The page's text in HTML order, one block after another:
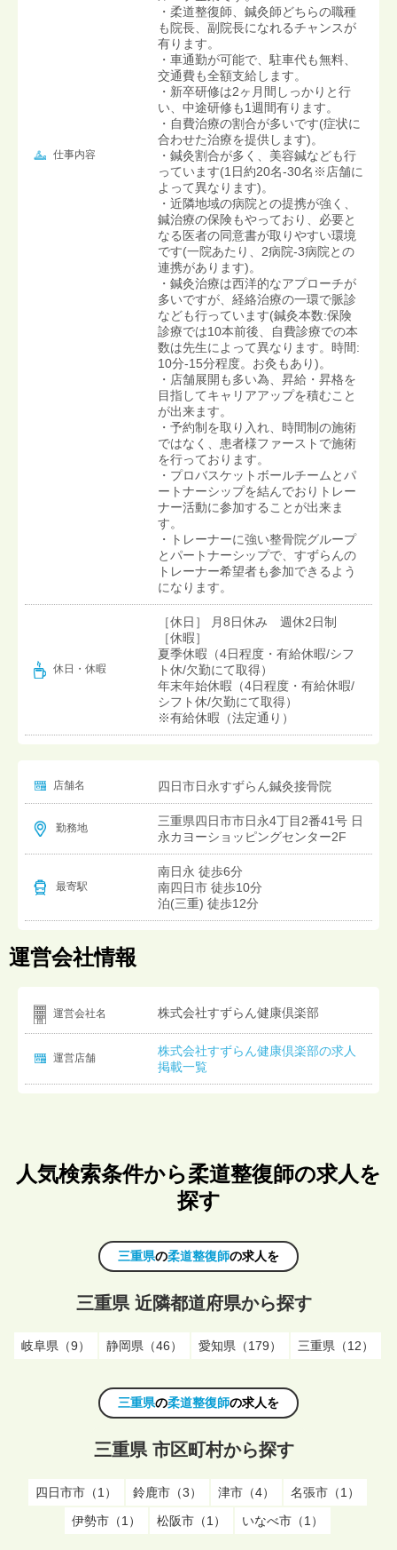
仕事内容
・柔道整復師、鍼灸師どちらの職種
も院長、副院長になれるチャンスが
有ります。
・車通勤が可能で、駐車代も無料、
交通費も全額支給します。
・新卒研修は2ヶ月間しっかりと行
い、中途研修も1週間有ります。
・自費治療の割合が多いです(症状に
合わせた治療を提供します)。
・鍼灸割合が多く、美容鍼なども行
っています(1日約20名-30名※店舗に
よって異なります)。
・近隣地域の病院との提携が強く、
鍼治療の保険もやっており、必要と
なる医者の同意書が取りやすい環境
です(一院あたり、2病院-3病院との
連携があります)。
・鍼灸治療は西洋的なアプローチが
多いですが、経絡治療の一環で脈診
なども行っています(鍼灸本数:保険
診療では10本前後、自費診療での本
数は先生によって異なります。時間:
10分-15分程度。お灸もあり)。
・店舗展開も多い為、昇給・昇格を
目指してキャリアアップを積むこと
が出来ます。
・予約制を取り入れ、時間制の施術
ではなく、患者様ファーストで施術
を行っております。
・プロバスケットボールチームとパ
ートナーシップを結んでおりトレー
ナー活動に参加することが出来ま
す。
・トレーナーに強い整骨院グループ
とパートナーシップで、すずらんの
トレーナー希望者も参加できるよう
になります。
休日・休暇
［休日］ 月8日休み 週休2日制
［休暇］
夏季休暇（4日程度・有給休暇/シフ
ト休/欠勤にて取得）
年末年始休暇（4日程度・有給休暇/
シフト休/欠勤にて取得）
※有給休暇（法定通り）
店舗名 四日市日永すずらん鍼灸接骨院
勤務地
三重県四日市市日永4丁目2番41号 日
永カヨーショッピングセンター2F
最寄駅
南日永 徒歩6分
南四日市 徒歩10分
泊(三重) 徒歩12分
運営会社情報
運営会社名 株式会社すずらん健康倶楽部
運営店舗
株式会社すずらん健康倶楽部の求人
掲載一覧
人気検索条件から柔道整復師の求人を
探す
三重県の柔道整復師の求人を
三重県 近隣都道府県から探す
岐阜県（9） 静岡県（46） 愛知県（179） 三重県（12）
三重県の柔道整復師の求人を
三重県 市区町村から探す
四日市市（1） 鈴鹿市（3） 津市（4）
名張市（1）
伊勢市（1）
松阪市（1） いなべ市（1）